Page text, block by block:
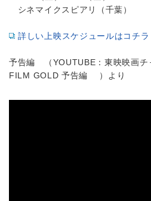
シネマイクスピアリ（千葉）
詳しい上映スケジュールはコチラ
予告編 （YOUTUBE：東映映画
FILM GOLD 予告編 ）より